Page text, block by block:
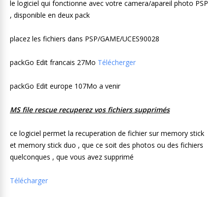
le logiciel qui fonctionne avec votre camera/apareil photo PSP
, disponible en deux pack
placez les fichiers dans PSP/GAME/UCES90028
packGo Edit francais 27Mo Télécherger
packGo Edit europe 107Mo a venir
MS file rescue recuperez vos fichiers supprimés
ce logiciel permet la recuperation de fichier sur memory stick
et memory stick duo , que ce soit des photos ou des fichiers
quelconques , que vous avez supprimé
Télécharger